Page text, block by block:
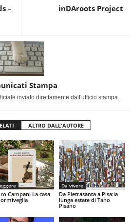
–
inDAroots Project
Stampa
inviato direttamente dall'ufficio stampa.
ALTRO DALL'AUTORE
Campani La casa
Da vivere
Da Pietrasanta a Pisa:la
lunga estate di Tano
Pisano